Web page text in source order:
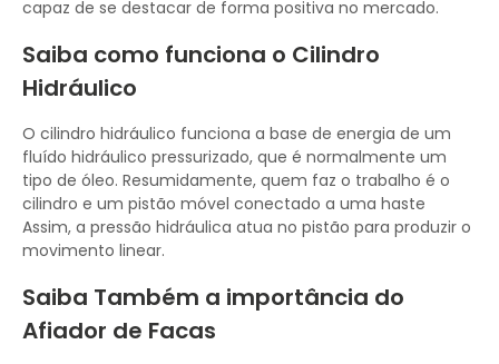
capaz de se destacar de forma positiva no mercado.
Saiba como funciona o Cilindro
Hidráulico
O cilindro hidráulico funciona a base de energia de um
fluído hidráulico pressurizado, que é normalmente um
tipo de óleo. Resumidamente, quem faz o trabalho é o
cilindro e um pistão móvel conectado a uma haste
Assim, a pressão hidráulica atua no pistão para produzir o
movimento linear.
Saiba Também a importância do
Afiador de Facas